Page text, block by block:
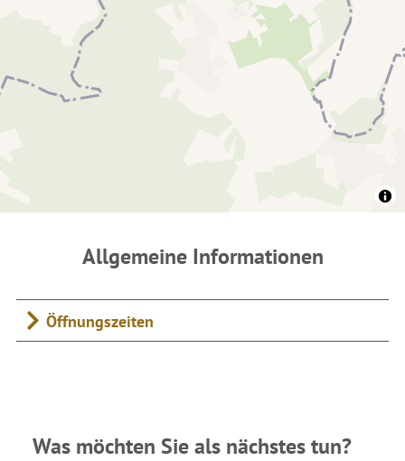
Allgemeine Informationen
Öffnungszeiten
Was möchten Sie als nächstes tun?